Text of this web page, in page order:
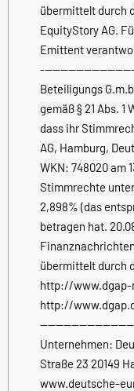
übermittelt durch
EquityStory AG.
Emittent
Beteiligungs
gemäß § 21 Abs. 1
dass ihr
AG, Hamburg,
WKN: 748020 am
Stimmrechte
2,898% (das
betragen hat.
übermittelt durch
http://www.dgap-
http://
Unternehmen:
Straße 23 20149
www.deutsche-